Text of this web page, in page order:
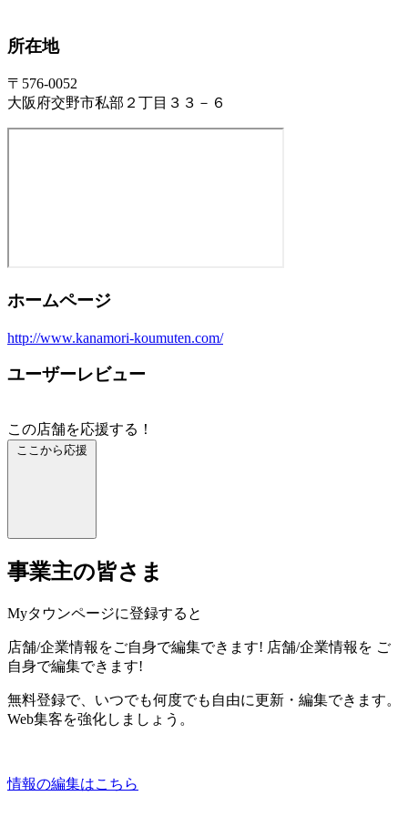
所在地
〒576-0052
大阪府交野市私部２丁目３３－６
ホームページ
http://www.kanamori-koumuten.com/
ユーザーレビュー
この店舗を応援する！
ここから応援
事業主の皆さま
Myタウンページに登録すると
店舗/企業情報をご自身で編集できます! 店舗/企業情報を ご
自身で編集できます!
無料登録で、いつでも何度でも自由に更新・編集できます。
Web集客を強化しましょう。
情報の編集はこちら